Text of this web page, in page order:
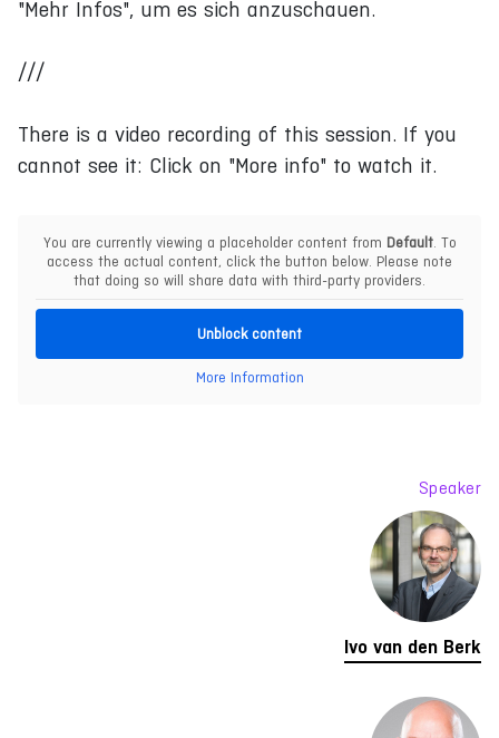
"Mehr Infos", um es sich anzuschauen.
///
There is a video recording of this session. If you
cannot see it: Click on "More info" to watch it.
You are currently viewing a placeholder content from Default. To
access the actual content, click the button below. Please note
that doing so will share data with third-party providers.
Unblock content
More Information
Speaker
Ivo van den Berk